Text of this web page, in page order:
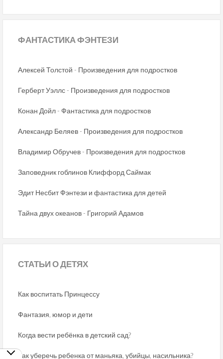
ФАНТАСТИКАФЭНТЕЗИ
Алексей Толстой - Произведения для подростков
Герберт Уэллс - Произведения для подростков
Конан Дойл - Фантастика для подростков
Александр Беляев - Произведения для подростков
Владимир Обручев - Произведения для подростков
Заповедник гоблинов Клиффорд Саймак
Эдит Несбит Фэнтези и фантастика для детей
Тайна двух океанов - Григорий Адамов
СТАТЬИО ДЕТЯХ
Как воспитать Принцессу
Фантазия, юмор и дети
Когда вести ребёнка в детский сад?
Как уберечь ребенка от маньяка, убийцы, насильника?